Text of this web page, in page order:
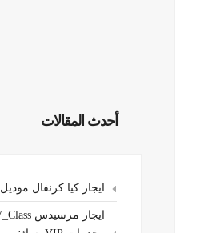
أحدث المقالات
ايجار كيا كرنفال موديل 2026